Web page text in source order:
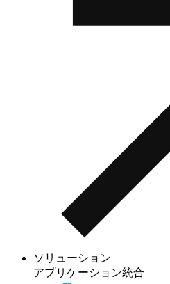
ソリューション
アプリケーション統合